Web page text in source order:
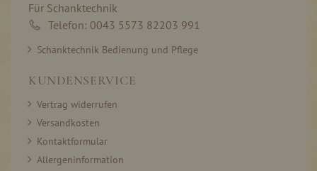
Für Schanktechnik
Telefon: 0043 5573 82203 991
Schanktechnik Bedienung und Pflege
KUNDENSERVICE
Vertrag widerrufen
Versandkosten
Kontaktformular
Allergeninformation